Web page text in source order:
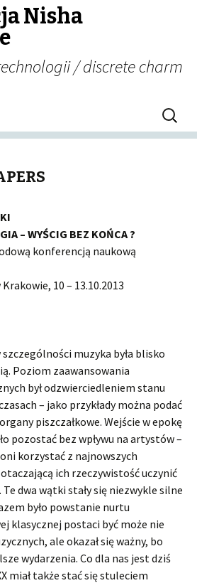
Nisha
/ discrete charm
Szukaj:
– WYŚCIG BEZ KOŃCA ?
konferencją naukową
10 – 13.10.2013
muzyka była blisko
Poziom zaawansowania
był odzwierciedleniem stanu
– jako przykłady można podać
piszczałkowe. Wejście w epokę
pozostać bez wpływu na artystów –
korzystać z najnowszych
ich rzeczywistość uczynić
dwa wątki stały się niezwykle silne
było powstanie nurtu
klasycznej postaci być może nie
ale okazał się ważny, bo
wydarzenia. Co dla nas jest dziś
miał także stać się stuleciem